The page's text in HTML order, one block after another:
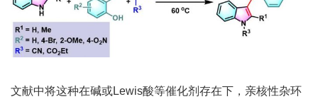
文献中将这种在碱或Lewis酸等催化剂存在下，亲核性杂环